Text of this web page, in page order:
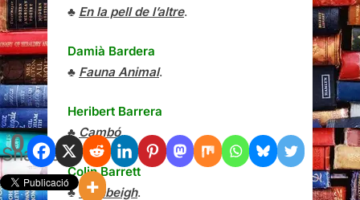
0
Shares
♣ En la pell de l’altre.
Damià Bardera
♣ Fauna Animal.
Heribert Barrera
♣ Cambó.
Colin Barrett
♣Glanbeigh.